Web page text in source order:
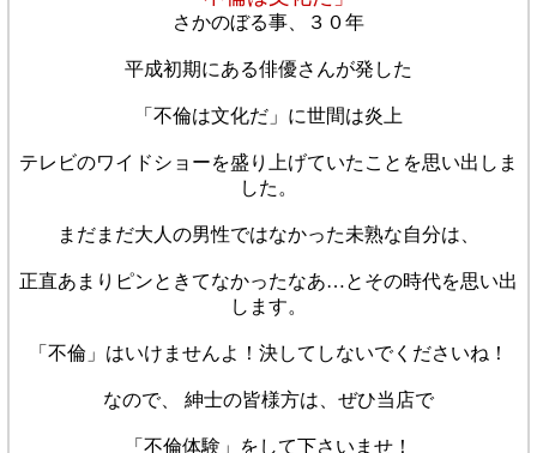
さかのぼる事、３０年
平成初期にある俳優さんが発した
「不倫は文化だ」に世間は炎上
テレビのワイドショーを盛り上げていたことを思い出しま
した。
まだまだ大人の男性ではなかった未熟な自分は、
正直あまりピンときてなかったなあ…とその時代を思い出
します。
「不倫」はいけませんよ！決してしないでくださいね！
なので、 紳士の皆様方は、ぜひ当店で
「不倫体験」をして下さいませ！